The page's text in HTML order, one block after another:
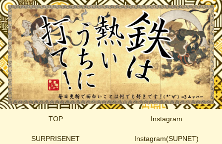
TOP Instagram
SURPRISENET Instagram(SUPNET)